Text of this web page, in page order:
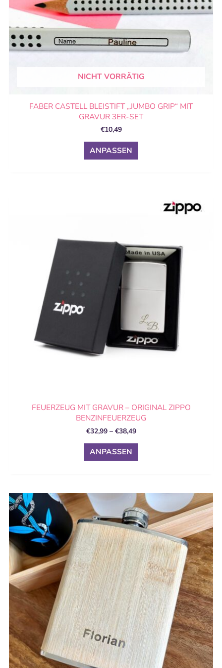
NICHT VORRÄTIG
FABER CASTELL BLEISTIFT „JUMBO GRIP“ MIT
GRAVUR 3ER-SET
€10,49
ANPASSEN
Produktseite
werden
FEUERZEUG MIT GRAVUR – ORIGINAL ZIPPO
BENZINFEUERZEUG
€32,99 – €38,49
ANPASSEN
Produkt
auf.
Die
Optionen
Produktseite
gewählt
werden